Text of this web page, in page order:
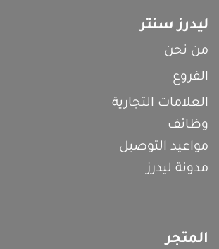
ليدرز سنتر
من نحن
الفروع
العلامات التجارية
وظائف
مواعيد التوصيل
مدونة ليدرز
المتجر